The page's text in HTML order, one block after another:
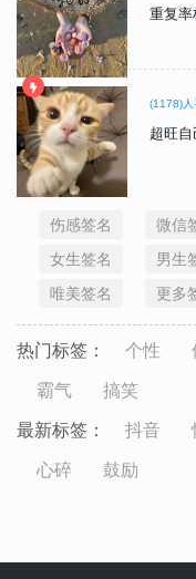
重复率
(1178)人
超旺
伤感签名 微信
女生签名
男生
唯美签名
更多
热门标签： 个性
霸气 搞笑
最新标签： 抖音
心碎 鼓励